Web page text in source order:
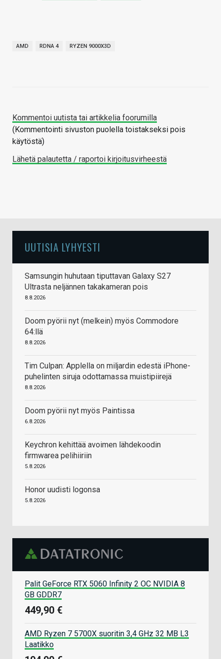
AMD RDNA 4 RYZEN 9000X3D
Kommentoi uutista tai artikkelia foorumilla
(Kommentointi sivuston puolella toistakseksi pois
käytöstä)
Lähetä palautetta / raportoi kirjoitusvirheestä
UUTISIA LYHYESTI
Samsungin huhutaan tiputtavan Galaxy S27
Ultrasta neljännen takakameran pois
8.8.2026
Doom pyörii nyt (melkein) myös Commodore
64:llä
8.8.2026
Tim Culpan: Applella on miljardin edestä iPhone-
puhelinten siruja odottamassa muistipiirejä
8.8.2026
Doom pyörii nyt myös Paintissa
6.8.2026
Keychron kehittää avoimen lähdekoodin
firmwarea pelihiiriin
5.8.2026
Honor uudisti logonsa
5.8.2026
Palit GeForce RTX 5060 Infinity 2 OC NVIDIA 8
GB GDDR7
449,90 €
AMD Ryzen 7 5700X suoritin 3,4 GHz 32 MB L3
Laatikko